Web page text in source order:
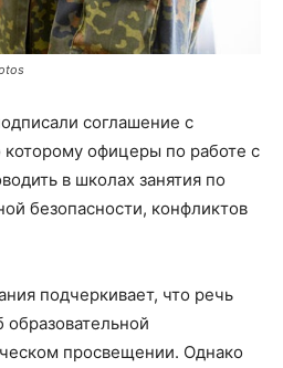
соглашение с
которому офицеры по работе с
в школах занятия по
безопасности, конфликтов
подчеркивает, что речь
просвещении. Однако